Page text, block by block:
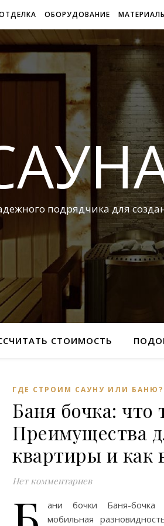
ОБОРУДОВАНИЕ
подрядчика для
СТОИМОСТЬ
ГДЕ СТРОИМ САУНУ ИЛИ БАНЮ?
Баня бочка: что
Преимущества
квартиры и как
Нет комментариев
ани бочки Баня-
мобильная